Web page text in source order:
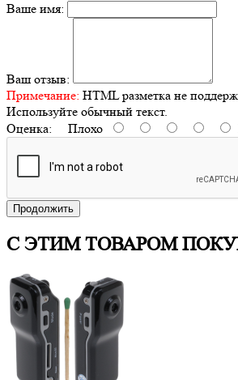
Ваше имя:
Ваш отзыв:
Примечание: HTML разметка не
Используйте обычный текст.
Оценка: Плохо
Продолжить
С ЭТИМ ТОВАРОМ